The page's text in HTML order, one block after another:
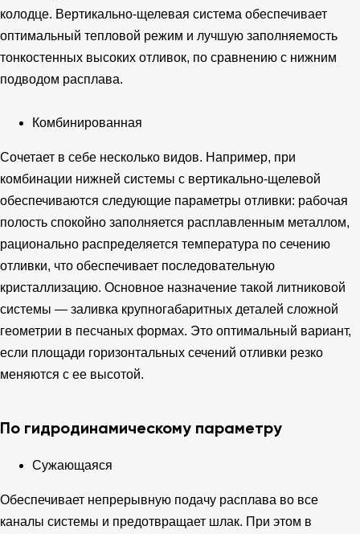
колодце. Вертикально-щелевая система обеспечивает
оптимальный тепловой режим и лучшую заполняемость
тонкостенных высоких отливок, по сравнению с нижним
подводом расплава.
Комбинированная
Сочетает в себе несколько видов. Например, при
комбинации нижней системы с вертикально-щелевой
обеспечиваются следующие параметры отливки: рабочая
полость спокойно заполняется расплавленным металлом,
рационально распределяется температура по сечению
отливки, что обеспечивает последовательную
кристаллизацию. Основное назначение такой литниковой
системы — заливка крупногабаритных деталей сложной
геометрии в песчаных формах. Это оптимальный вариант,
если площади горизонтальных сечений отливки резко
меняются с ее высотой.
По гидродинамическому параметру
Сужающаяся
Обеспечивает непрерывную подачу расплава во все
каналы системы и предотвращает шлак. При этом в